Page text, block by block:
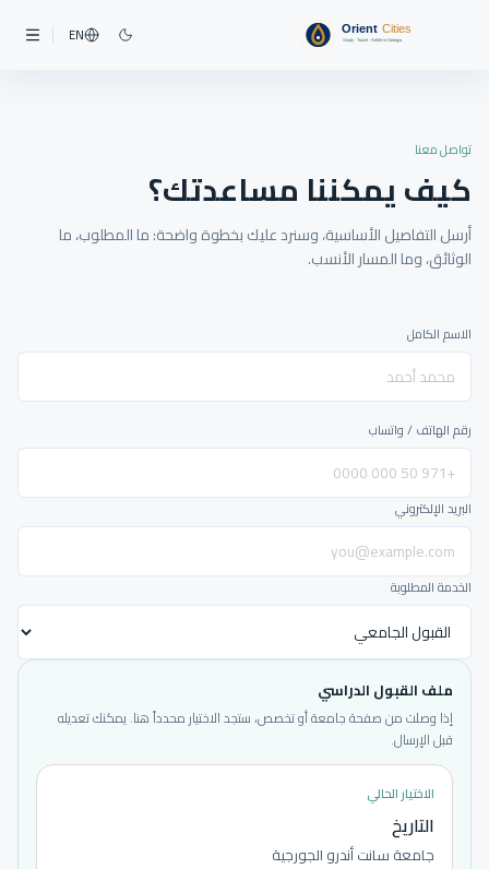
EN
تواصل معنا
كيف يمكننا مساعدتك؟
أرسل التفاصيل الأساسية، وسنرد عليك بخطوة واضحة: ما المطلوب، ما
الوثائق، وما المسار الأنسب.
الاسم الكامل
رقم الهاتف / واتساب
البريد الإلكتروني
الخدمة المطلوبة
ملف القبول الدراسي
إذا وصلت من صفحة جامعة أو تخصص، ستجد الاختيار محدداً هنا. يمكنك تعديله
قبل الإرسال.
الاختيار الحالي
التاريخ
جامعة سانت أندرو الجورجية